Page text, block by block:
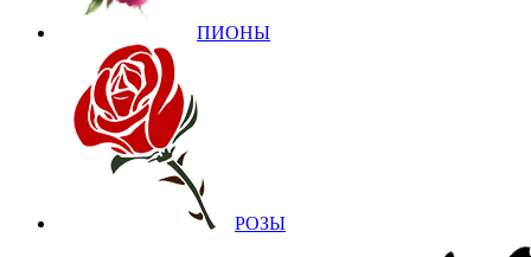
ПИОНЫ
РОЗЫ